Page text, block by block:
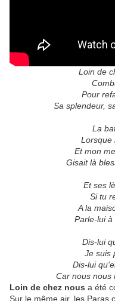
Loin de
Pour
Sa splendeur,
La
Lorsque
Et mon
Gisait là
Et ses
Si tu
A la
Parle-lui à
Dis-lui
Je suis
Dis-lui
Car nous nous
Loin de chez nous a été
Sur le même air, les Paras